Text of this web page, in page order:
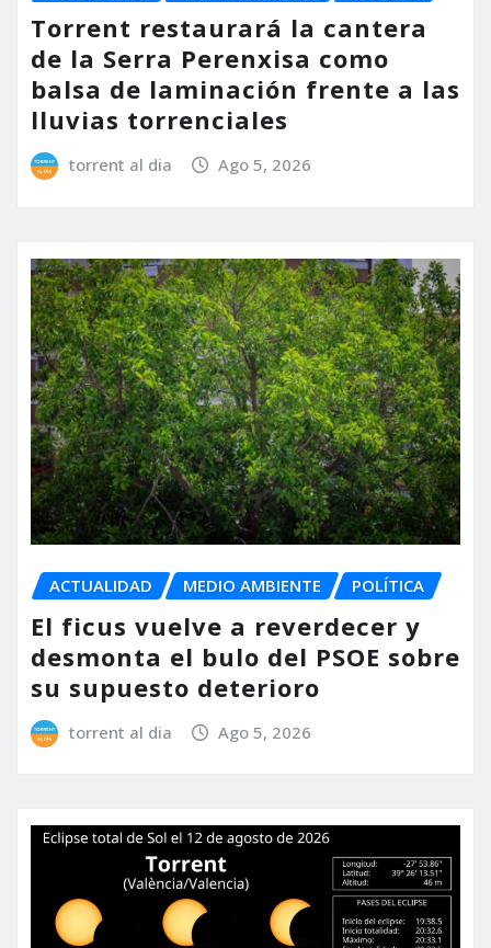
Torrent restaurará la cantera
de la Serra Perenxisa como
balsa de laminación frente a las
lluvias torrenciales
torrent al dia Ago 5, 2026
ACTUALIDAD MEDIO AMBIENTE POLÍTICA
El ficus vuelve a reverdecer y
desmonta el bulo del PSOE sobre
su supuesto deterioro
torrent al dia Ago 5, 2026